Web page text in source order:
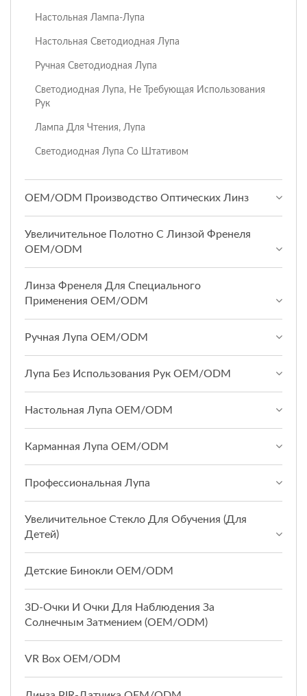
Настольная Лампа-Лупа
Настольная Светодиодная Лупа
Ручная Светодиодная Лупа
Светодиодная Лупа, Не Требующая Использования
Рук
Лампа Для Чтения, Лупа
Светодиодная Лупа Со Штативом
OEM/ODM Производство Оптических Линз
Увеличительное Полотно С Линзой Френеля
OEM/ODM
Линза Френеля Для Специального
Применения OEM/ODM
Ручная Лупа OEM/ODM
Лупа Без Использования Рук OEM/ODM
Настольная Лупа OEM/ODM
Карманная Лупа OEM/ODM
Профессиональная Лупа
Увеличительное Стекло Для Обучения (для
Детей)
Детские Бинокли OEM/ODM
3D-Очки И Очки Для Наблюдения За
Солнечным Затмением (OEM/ODM)
VR Box OEM/ODM